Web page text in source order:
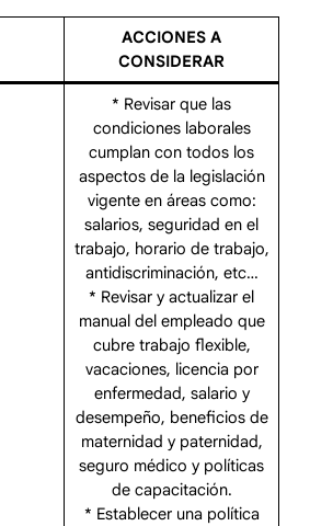
ACCIONES A
CONSIDERAR
* Revisar que las
condiciones laborales
cumplan con todos los
aspectos de la legislación
vigente en áreas como:
salarios, seguridad en el
trabajo, horario de trabajo,
antidiscriminación, etc…
* Revisar y actualizar el
manual del empleado que
cubre trabajo flexible,
vacaciones, licencia por
enfermedad, salario y
desempeño, beneficios de
maternidad y paternidad,
seguro médico y políticas
de capacitación.
* Establecer una política